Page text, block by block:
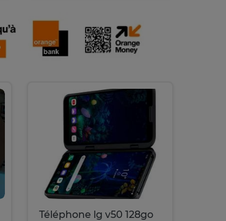
Téléphone lg v50 128go